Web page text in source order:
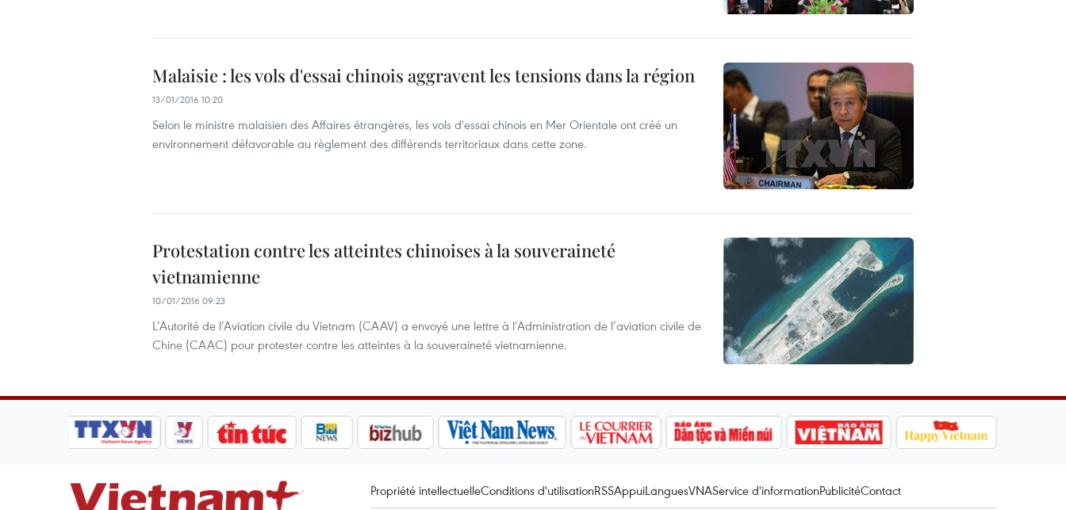
Malaisie : les vols d'essai chinois aggravent les tensions dans la région
13/01/2016 10:20
Selon le ministre malaisien des Affaires étrangères, les vols d'essai chinois en Mer Orientale ont créé un
environnement défavorable au règlement des différends territoriaux dans cette zone.
Protestation contre les atteintes chinoises à la souveraineté
vietnamienne
10/01/2016 09:23
L’Autorité de l’Aviation civile du Vietnam (CAAV) a envoyé une lettre à l’Administration de l’aviation civile de
Chine (CAAC) pour protester contre les atteintes à la souveraineté vietnamienne.
Propriété intellectuelleConditions d'utilisationRSSAppuiLanguesVNAService d'informationPublicitéContact